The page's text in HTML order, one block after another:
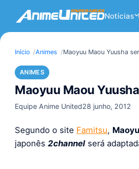
Notícias
Início Animes Maoyuu Maou Yuusha
ANIMES
Maoyuu Maou
Equipe Anime United28 junho, 2012
Segundo o site Famitsu,
japonês 2channel será